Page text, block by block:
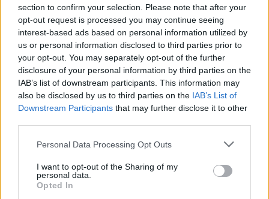
section to confirm your selection. Please note that after your
opt-out request is processed you may continue seeing
interest-based ads based on personal information utilized by
us or personal information disclosed to third parties prior to
your opt-out. You may separately opt-out of the further
disclosure of your personal information by third parties on the
IAB’s list of downstream participants. This information may
also be disclosed by us to third parties on the IAB’s List of
Downstream Participants that may further disclose it to other
Please note that this website/app uses one or more Google
not limited to your visit or usage behaviour. You may click to
grant or deny consent to Google and its third-party tags to
use your data for below specified purposes in below Google
Personal Data Processing Opt Outs
I want to opt-out of the Sharing of my
personal data.
Opted In